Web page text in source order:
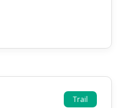
Trail